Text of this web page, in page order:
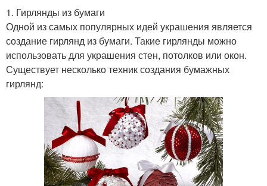
1. Гирлянды из бумаги
Одной из самых популярных идей украшения является
создание гирлянд из бумаги. Такие гирлянды можно
использовать для украшения стен, потолков или окон.
Существует несколько техник создания бумажных
гирлянд: